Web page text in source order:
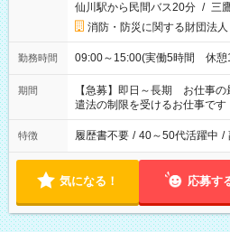
仙川駅から民間バス20分 / 三
消防・防災に関する財団法人
勤務時間 09:00～15:00(実働5時間 休
期間
【急募】即日～長期 お仕事
遣法の制限を受けるお仕事で
特徴 履歴書不要 / 40～50代活躍中 /
気になる！ 応募す